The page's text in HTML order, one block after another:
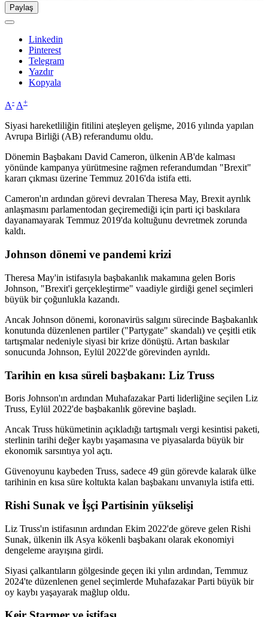
Paylaş
Linkedin
Pinterest
Telegram
Yazdır
Kopyala
A- A+
Siyasi hareketliliğin fitilini ateşleyen gelişme, 2016 yılında yapılan
Avrupa Birliği (AB) referandumu oldu.
Dönemin Başbakanı David Cameron, ülkenin AB'de kalması
yönünde kampanya yürütmesine rağmen referandumdan "Brexit"
kararı çıkması üzerine Temmuz 2016'da istifa etti.
Cameron'ın ardından görevi devralan Theresa May, Brexit ayrılık
anlaşmasını parlamentodan geçiremediği için parti içi baskılara
dayanamayarak Temmuz 2019'da koltuğunu devretmek zorunda
kaldı.
Johnson dönemi ve pandemi krizi
Theresa May'in istifasıyla başbakanlık makamına gelen Boris
Johnson, "Brexit'i gerçekleştirme" vaadiyle girdiği genel seçimleri
büyük bir çoğunlukla kazandı.
Ancak Johnson dönemi, koronavirüs salgını sürecinde Başbakanlık
konutunda düzenlenen partiler ("Partygate" skandalı) ve çeşitli etik
tartışmalar nedeniyle siyasi bir krize dönüştü. Artan baskılar
sonucunda Johnson, Eylül 2022'de görevinden ayrıldı.
Tarihin en kısa süreli başbakanı: Liz Truss
Boris Johnson'ın ardından Muhafazakar Parti liderliğine seçilen Liz
Truss, Eylül 2022'de başbakanlık görevine başladı.
Ancak Truss hükümetinin açıkladığı tartışmalı vergi kesintisi paketi,
sterlinin tarihi değer kaybı yaşamasına ve piyasalarda büyük bir
ekonomik sarsıntıya yol açtı.
Güvenoyunu kaybeden Truss, sadece 49 gün görevde kalarak ülke
tarihinin en kısa süre koltukta kalan başbakanı unvanıyla istifa etti.
Rishi Sunak ve İşçi Partisinin yükselişi
Liz Truss'ın istifasının ardından Ekim 2022'de göreve gelen Rishi
Sunak, ülkenin ilk Asya kökenli başbakanı olarak ekonomiyi
dengeleme arayışına girdi.
Siyasi çalkantıların gölgesinde geçen iki yılın ardından, Temmuz
2024'te düzenlenen genel seçimlerde Muhafazakar Parti büyük bir
oy kaybı yaşayarak mağlup oldu.